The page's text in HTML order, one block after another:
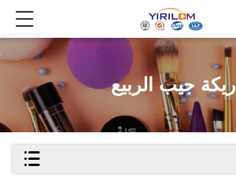
أريكة جيب الربيع